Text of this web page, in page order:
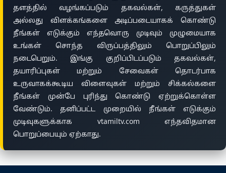
தளத்தில் வழங்கப்படும் தகவல்கள், கருத்துகள்
அல்லது விளக்கங்களை அடிப்படையாகக் கொண்டு
நீங்கள் எடுக்கும் எந்தவொரு முடிவும் முழுமையாக
உங்கள் சொந்த விருப்பத்திலும் பொறுப்பிலும்
நடைபெறும். இங்கு குறிப்பிடப்படும் தகவல்கள்,
தயாரிப்புகள் மற்றும் சேவைகள் தொடர்பாக
உருவாகக்கூடிய விளைவுகள் மற்றும் சிக்கல்களை
நீங்கள் முன்பே புரிந்து கொண்டு ஏற்றுக்கொள்ள
வேண்டும். தனிப்பட்ட முறையில் நீங்கள் எடுக்கும்
முடிவுகளுக்காக vtamiltv.com எந்தவிதமான
பொறுப்பையும் ஏற்காது.